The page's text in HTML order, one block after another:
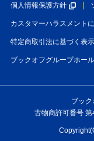
個人情報保護方針
カスタマーハラスメント
特定商取引法に基づく表示
ブックオフグループホー
ブッ
古物商許可番号